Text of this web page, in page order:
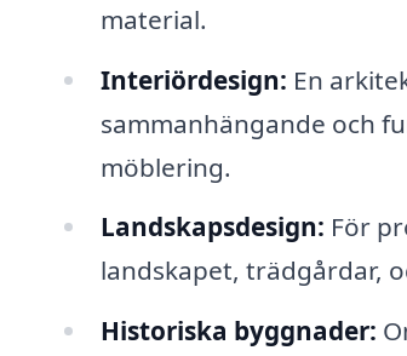
material.
Interiördesign: En
sammanhängande och
möblering.
Landskapsdesign: För
landskapet, trädgårdar,
Historiska byggnader: